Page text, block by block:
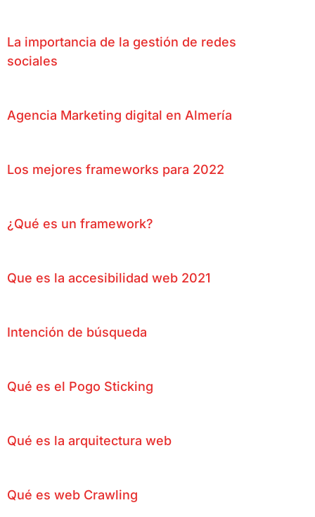
La importancia de la gestión de redes
sociales
Agencia Marketing digital en Almería
Los mejores frameworks para 2022
¿Qué es un framework?
Que es la accesibilidad web 2021
Intención de búsqueda
Qué es el Pogo Sticking
Qué es la arquitectura web
Qué es web Crawling